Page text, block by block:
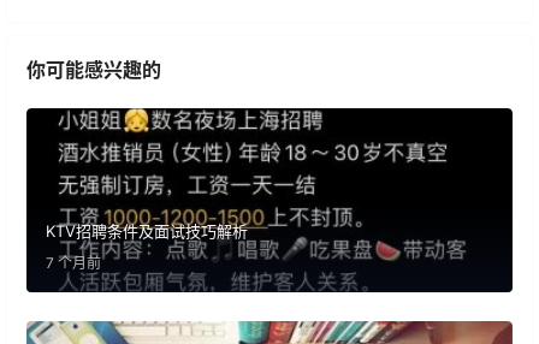
你可能感兴趣的
KTV招聘条件及面试技巧解析
7 个月前